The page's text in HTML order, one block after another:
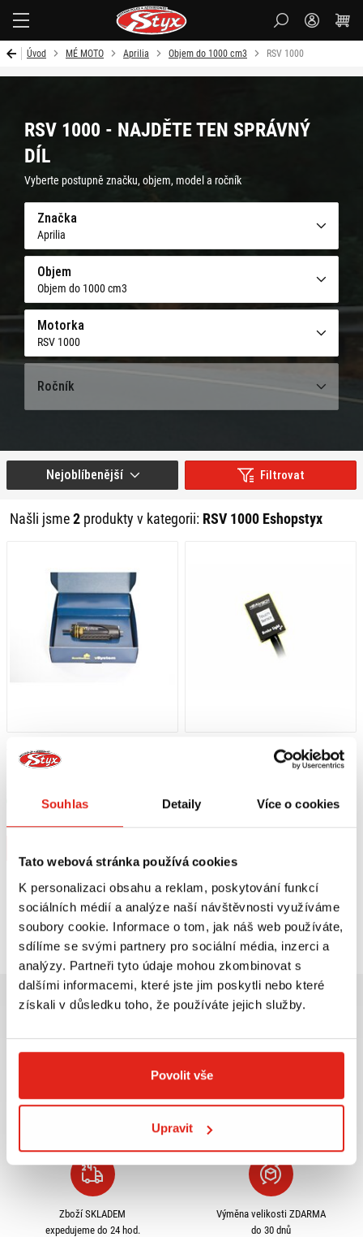
Souhlas Detaily Více o cookies
Tato webová stránka používá cookies
K personalizaci obsahu a reklam, poskytování funkcí
sociálních médií a analýze naší návštěvnosti využíváme
soubory cookie. Informace o tom, jak náš web používáte,
sdílíme se svými partnery pro sociální média, inzerci a
analýzy. Partneři tyto údaje mohou zkombinovat s
dalšími informacemi, které jste jim poskytli nebo které
získali v důsledku toho, že používáte jejich služby.
Povolit vše
Upravit
Úvod MÉ MOTO Aprilia Objem do 1000 cm3 RSV 1000
RSV 1000 - NAJDĚTE TEN SPRÁVNÝ
DÍL
Vyberte postupně značku, objem, model a ročník
Značka
Aprilia
Objem
Objem do 1000 cm3
Motorka
RSV 1000
Ročník
Filtrovat
Našli jsme2 produkty v kategorii: RSV 1000 Eshopstyx
Nejoblíbenější
3 619 Kč
SCOTTOILER MAZACÍ SYSTÉM V-
Skladem
HEALTECH MODUL BRZDOVÉHO
Prohlédli jste si2z 2produktů
odběru
rámci ČR
Zboží SKLADEM
expedujeme do 24 hod.
Výměna velikosti ZDARMA
do 30 dnů